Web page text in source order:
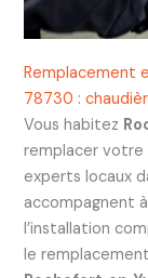
Remplacement
78730 :
Vous habitez
remplacer votre
experts locaux
accompagnent
l’installation
le